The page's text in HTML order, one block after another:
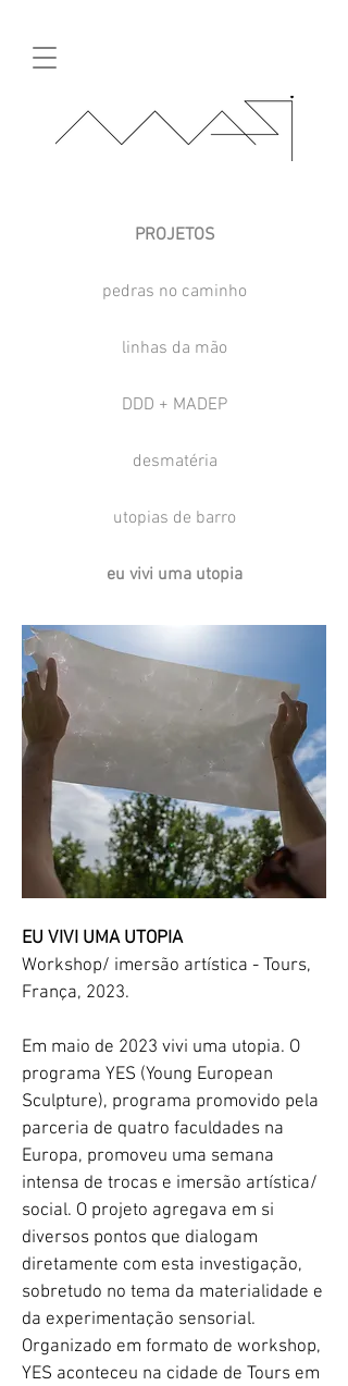
PROJETOS
pedras no caminho
linhas da mão
DDD + MADEP
desmatéria
utopias de barro
eu vivi uma utopia
EU VIVI UMA UTOPIA
Workshop/ imersão artística - Tours,
França, 2023.
Em maio de 2023 vivi uma utopia. O
programa YES (Young European
Sculpture), programa promovido pela
parceria de quatro faculdades na
Europa, promoveu uma semana
intensa de trocas e imersão artística/
social. O projeto agregava em si
diversos pontos que dialogam
diretamente com esta investigação,
sobretudo no tema da materialidade e
da experimentação sensorial.
Organizado em formato de workshop,
YES aconteceu na cidade de Tours em